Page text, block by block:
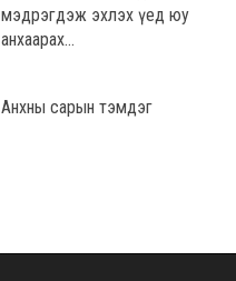
мэдрэгдэж эхлэх үед юу
анхаарах...
Анхны сарын тэмдэг